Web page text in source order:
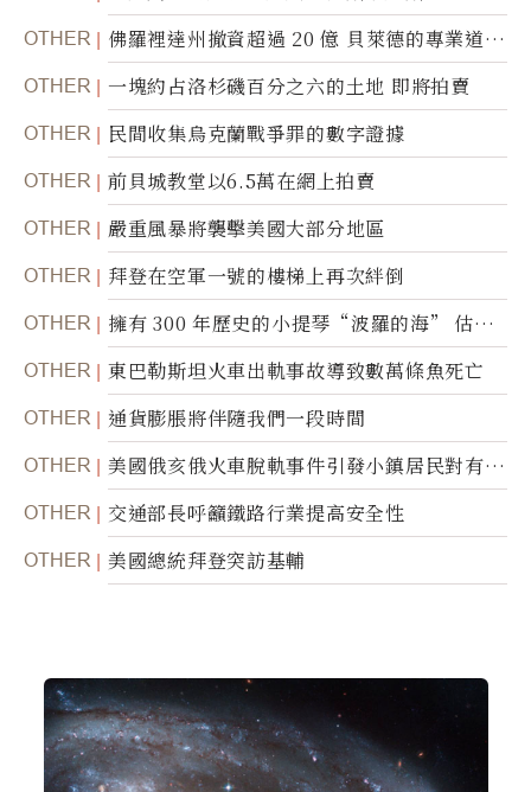
OTHER
佛羅裡達州撤資超過 20 億 貝萊德的專業道德
被質疑
OTHER 一塊約占洛杉磯百分之六的土地 即將拍賣
OTHER 民間收集烏克蘭戰爭罪的數字證據
OTHER 前貝城教堂以6.5萬在網上拍賣
OTHER 嚴重風暴將襲擊美國大部分地區
OTHER 拜登在空軍一號的樓梯上再次絆倒
OTHER
擁有 300 年歷史的小提琴“波羅的海” 估價
1000 萬美元拍賣
OTHER 東巴勒斯坦火車出軌事故導致數萬條魚死亡
OTHER 通貨膨脹將伴隨我們一段時間
OTHER
美國俄亥俄火車脫軌事件引發小鎮居民對有毒
物質的恐懼
OTHER 交通部長呼籲鐵路行業提高安全性
OTHER 美國總統拜登突訪基輔